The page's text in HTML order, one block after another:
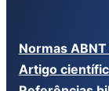
Normas
Artigo